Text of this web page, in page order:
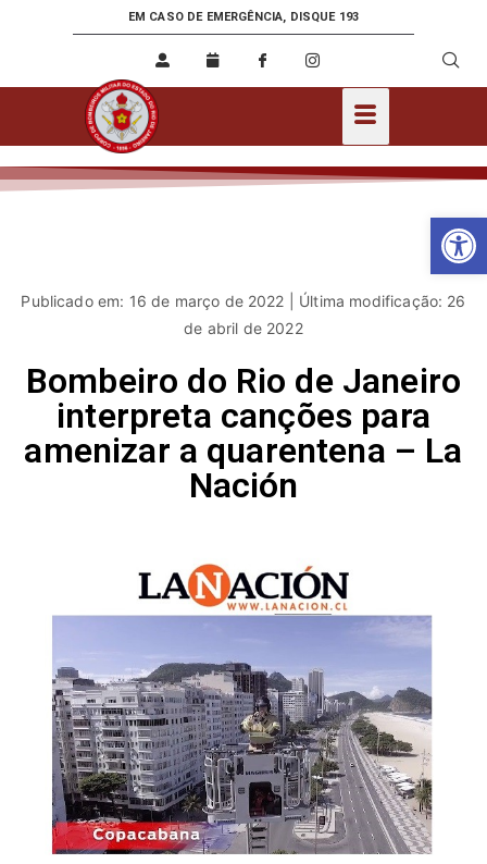
EM CASO DE EMERGÊNCIA, DISQUE 193
Publicado em: 16 de março de 2022 | Última modificação: 26
de abril de 2022
Bombeiro do Rio de Janeiro
interpreta canções para
amenizar a quarentena – La
Nación